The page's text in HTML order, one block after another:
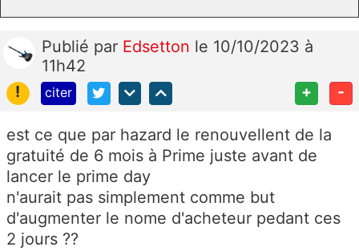
Publié par Edsetton le 10/10/2023 à
11h42
!
citer + -
est ce que par hazard le renouvellent de la
gratuité de 6 mois à Prime juste avant de
lancer le prime day
n'aurait pas simplement comme but
d'augmenter le nome d'acheteur pedant ces
2 jours ??